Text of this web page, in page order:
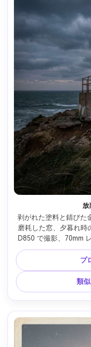
放
剥がれた塗料と錆びた
磨耗した窓、夕暮れ時
D850 で撮影、70mm
ム、高ディテール テ
ーディングプ
類